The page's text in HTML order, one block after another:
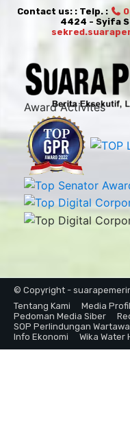
Contact us: : Telp. :
4424 - Syifa
Award Activites
© Copyright -
Tentang Kami
Media Profil
Pedoman Media Siber
SOP Perlindungan
Info Ekonomi
Wika Water